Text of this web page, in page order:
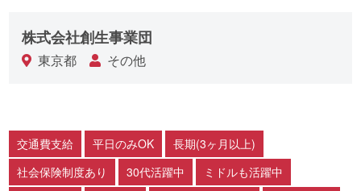
株式会社創生事業団
東京都 その他
交通費支給 平日のみOK
長期(3ヶ月以上)
社会保険制度あり
30代活躍中
ミドルも活躍中